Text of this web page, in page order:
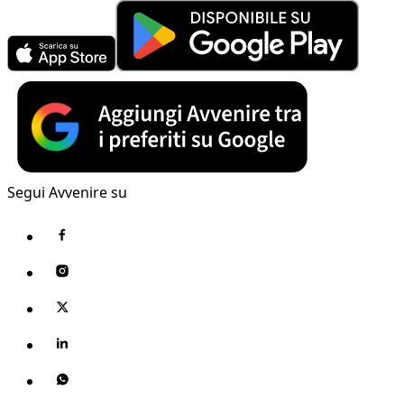
Segui Avvenire su